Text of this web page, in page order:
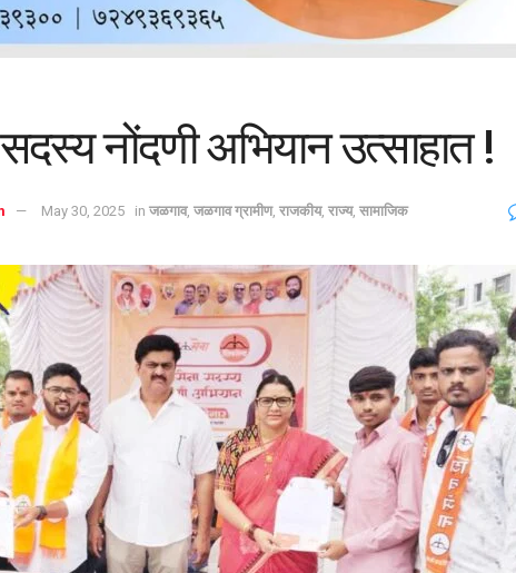
नोंदणी अभियान उत्साहात !
May 30, 2025 in जळगाव, जळगाव ग्रामीण, राजकीय, राज्य, सामाजिक